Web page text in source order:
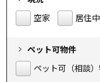
空家
居住中
ペット可物件
ペット可（相談